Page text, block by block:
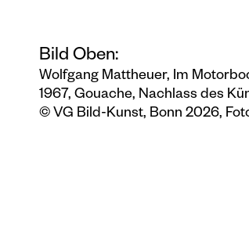
Bild Oben:
Wolfgang Mattheuer, Im
1967, Gouache, Nachlass des
© VG Bild-Kunst, Bonn 2026,